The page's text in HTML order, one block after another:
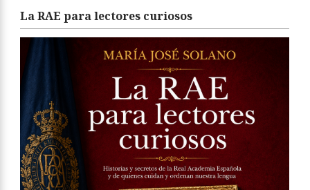
La RAE para lectores curiosos